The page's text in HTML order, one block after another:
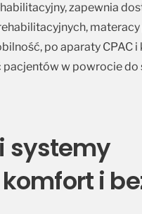
zapewnia
po aparaty CPAC
w powrocie
systemy
i